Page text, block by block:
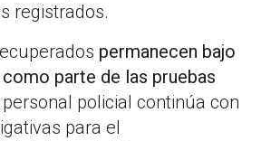
registrados.
permanecen bajo
parte de las pruebas
personal policial continúa con
para el